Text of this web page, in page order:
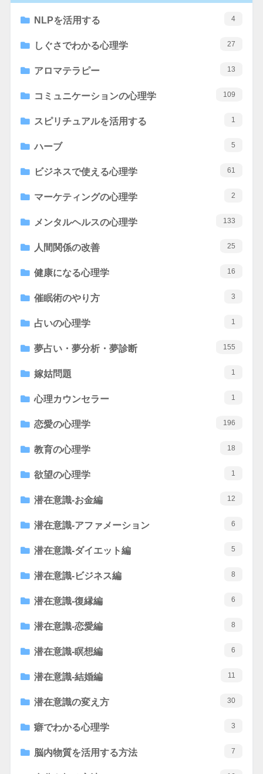
NLPを活用する 4
しぐさでわかる心理学 27
アロマテラピー 13
コミュニケーションの心理学 109
スピリチュアルを活用する 1
ハーブ 5
ビジネスで使える心理学 61
マーケティングの心理学 2
メンタルヘルスの心理学 133
人間関係の改善 25
健康になる心理学 16
催眠術のやり方 3
占いの心理学 1
夢占い・夢分析・夢診断 155
嫁姑問題 1
心理カウンセラー 1
恋愛の心理学 196
教育の心理学 18
欲望の心理学 1
潜在意識-お金編 12
潜在意識-アファメーション 6
潜在意識-ダイエット編 5
潜在意識-ビジネス編 8
潜在意識-復縁編 6
潜在意識-恋愛編 8
潜在意識-瞑想編 6
潜在意識-結婚編 11
潜在意識の変え方 30
癖でわかる心理学 3
脳内物質を活用する方法 7